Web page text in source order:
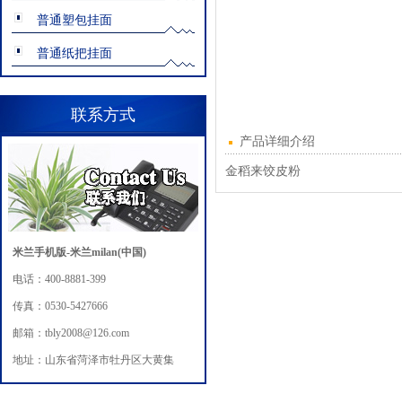
普通塑包挂面
普通纸把挂面
联系方式
米兰手机版-米兰milan(中国)
电话：400-8881-399
传真：0530-5427666
邮箱：tbly2008@126.com
地址：山东省菏泽市牡丹区大黄集
产品详细介绍
金稻来饺皮粉